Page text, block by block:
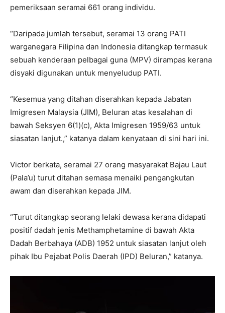
pemeriksaan seramai 661 orang individu.
“Daripada jumlah tersebut, seramai 13 orang PATI
warganegara Filipina dan Indonesia ditangkap termasuk
sebuah kenderaan pelbagai guna (MPV) dirampas kerana
disyaki digunakan untuk menyeludup PATI.
“Kesemua yang ditahan diserahkan kepada Jabatan
Imigresen Malaysia (JIM), Beluran atas kesalahan di
bawah Seksyen 6(1)(c), Akta Imigresen 1959/63 untuk
siasatan lanjut.,” katanya dalam kenyataan di sini hari ini.
Victor berkata, seramai 27 orang masyarakat Bajau Laut
(Pala’u) turut ditahan semasa menaiki pengangkutan
awam dan diserahkan kepada JIM.
“Turut ditangkap seorang lelaki dewasa kerana didapati
positif dadah jenis Methamphetamine di bawah Akta
Dadah Berbahaya (ADB) 1952 untuk siasatan lanjut oleh
pihak Ibu Pejabat Polis Daerah (IPD) Beluran,” katanya.